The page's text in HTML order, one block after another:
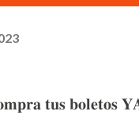
𝐭𝐮𝐬 𝐛𝐨𝐥𝐞𝐭𝐨𝐬